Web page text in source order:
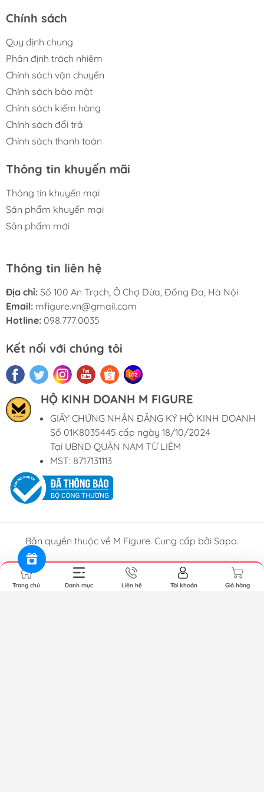
Chính sách
Quy định chung
Phân định trách nhiệm
Chính sách vận chuyển
Chính sách bảo mật
Chính sách kiểm hàng
Chính sách đổi trả
Chính sách thanh toán
Thông tin khuyến mãi
Thông tin khuyến mại
Sản phẩm khuyến mại
Sản phẩm mới
Thông tin liên hệ
Địa chỉ: Số 100 An Trạch, Ô Chợ Dừa, Đống Đa, Hà Nội
Email: mfigure.vn@gmail.com
Hotline: 098.777.0035
Kết nối với chúng tôi
HỘ KINH DOANH M FIGURE
GIẤY CHỨNG NHẬN ĐĂNG KÝ HỘ KINH DOANH
Số 01K8035445 cấp ngày 18/10/2024
Tại UBND QUẬN NAM TỪ LIÊM
MST: 8717131113
Bản quyền thuộc về M Figure. Cung cấp bởi Sapo.
Trang chủ Danh mục Liên hệ Tài khoản Giỏ hàng